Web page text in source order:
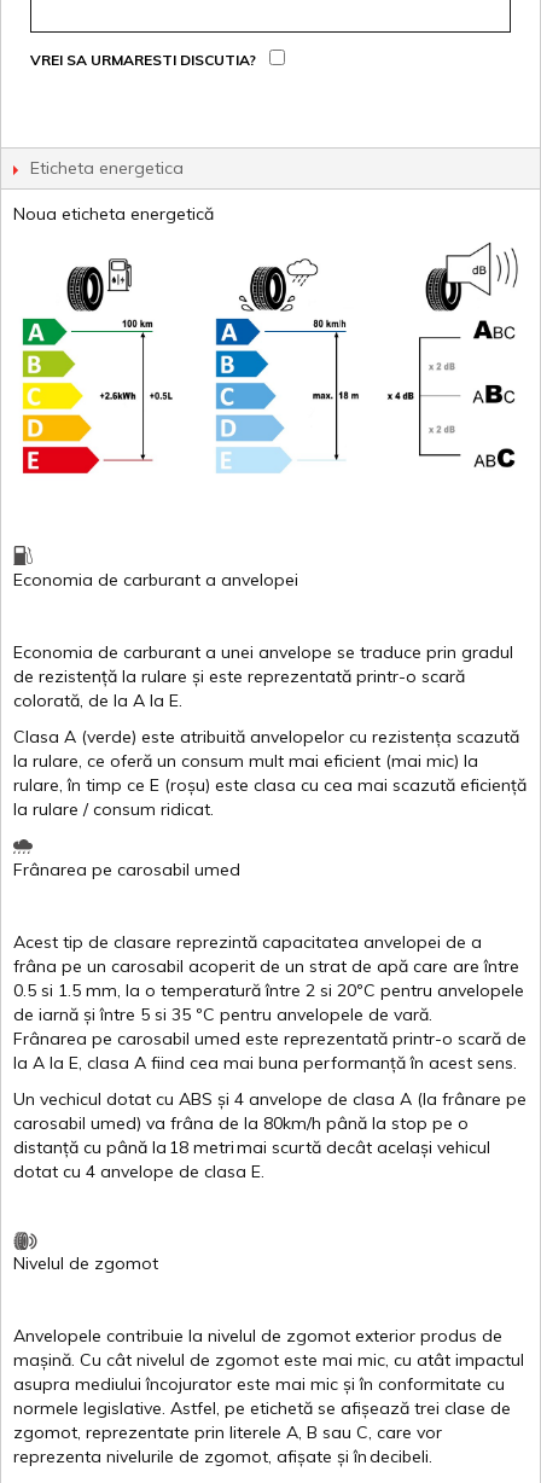
VREI SA URMARESTI DISCUTIA?
Eticheta energetica
Noua eticheta energetică
Economia de carburant a anvelopei
Economia de carburant a unei anvelope se traduce prin gradul
de rezistență la rulare și este reprezentată printr-o scară
colorată, de la A la E.
Clasa A (verde) este atribuită anvelopelor cu rezistența scazută
la rulare, ce oferă un consum mult mai eficient (mai mic) la
rulare,în timp ce E (roșu) este clasa cu cea mai scazută eficiență
la rulare /consum ridicat.
Frânarea pe carosabil umed
Acest tip de clasare reprezintă capacitatea anvelopei de a
frâna pe un carosabil acoperit de un strat de apă care areîntre
0.5 si 1.5 mm, la o temperatură între 2 si 20ºC pentru anvelopele
de iarnă și între 5 si 35 ºC pentru anvelopele de vară.
Frânarea pe carosabil umed este reprezentată printr-o scară de
la A la E, clasa A fiind cea mai buna performanță în acest sens.
Un vechicul dotat cu ABS și 4 anvelope de clasa A (la frânare pe
carosabil umed) va frâna de la 80km/h până la stop pe o
distanță cu până la 18 metrimai scurtă decât același vehicul
dotat cu 4 anvelope de clasa E.
Nivelul de zgomot
Anvelopele contribuie la nivelul de zgomot exterior produs de
mașină. Cu cât nivelul de zgomot este mai mic, cu atât impactul
asupra mediului încojurator este mai mic și în conformitate cu
normele legislative. Astfel, pe etichetă se afișează trei clase de
zgomot, reprezentate prin literele A, B sau C, care vor
reprezenta nivelurile de zgomot, afișate și îndecibeli.